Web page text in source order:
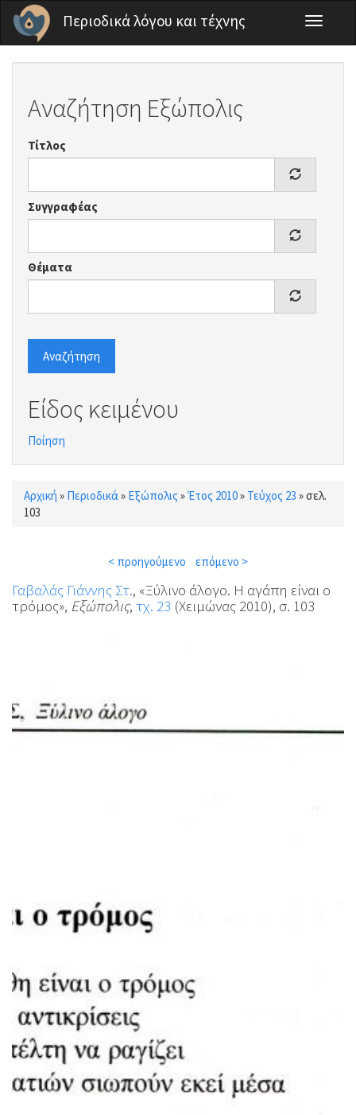
Παράκαμψη προς το κυρίως περιεχόμενο
Περιοδικά λόγου και τέχνης
Toggle
Αναζήτηση Εξώπολις
Τίτλος
Συγγραφέας
Θέματα
Αναζήτηση
Είδος κειμένου
Ποίηση
Είστε εδώ
Αρχική » Περιοδικά » Εξώπολις »Έτος 2010» Τεύχος 23 »σελ.
103
< προηγούμενο επόμενο >
Γαβαλάς Γιάννης Στ., «Ξύλινο άλογο. Η αγάπη είναι ο
τρόμος», Εξώπολις, τχ. 23 (Χειμώνας 2010), σ. 103